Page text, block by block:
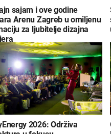
sajam i ove godine
Arenu Zagreb u omiljenu
za ljubitelje dizajna
2026: Održiva